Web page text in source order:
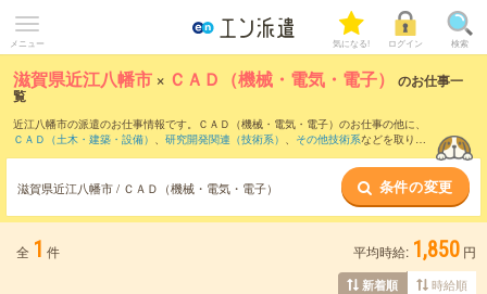
メニュー 気になる! ログイン 検索
滋賀県近江八幡市 × ＣＡＤ（機械・電気・電子） のお仕事一
覧
近江八幡市の派遣のお仕事情報です。ＣＡＤ（機械・電気・電子）のお仕事の他に、
ＣＡＤ（土木・建築・設備） 、 研究開発関連（技術系） 、 その他技術系などを取り揃
ＣＡＤ（機械・電気・電子）のお仕事とは？と
は？
滋賀県近江八幡市 / ＣＡＤ（機械・電気・電子） 条件の変更
全 1 件 平均時給: 1,850 円
新着順 時給順